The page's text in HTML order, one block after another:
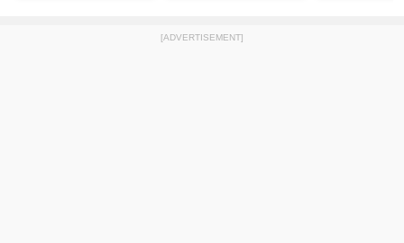
[ADVERTISEMENT]